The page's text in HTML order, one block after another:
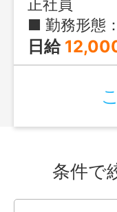
正社員
■ 勤務形態：固定時間制 ■ 就
日給
条件で